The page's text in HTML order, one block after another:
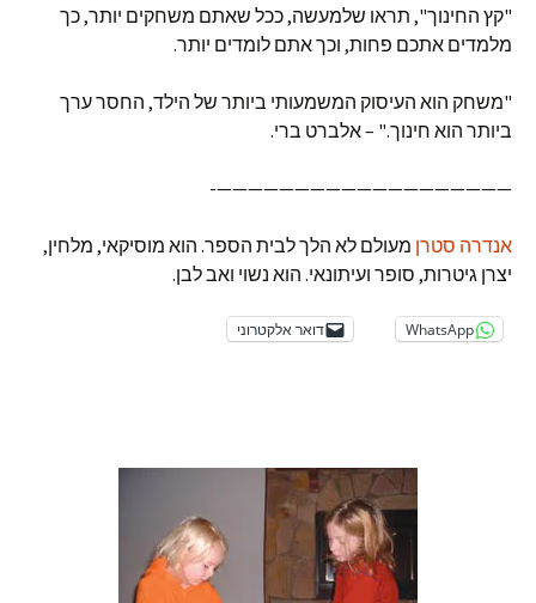
"קץ החינוך", תראו שלמעשה, ככל שאתם משחקים יותר, כך
מלמדים אתכם פחות, וכך אתם לומדים יותר.
"משחק הוא העיסוק המשמעותי ביותר של הילד, החסר ערך
ביותר הוא חינוך." – אלברט ברי.
———————————————————-
אנדרה סטרן מעולם לא הלך לבית הספר. הוא מוסיקאי, מלחין,
יצרן גיטרות, סופר ועיתונאי. הוא נשוי ואב לבן.
WhatsApp דואר אלקטרוני